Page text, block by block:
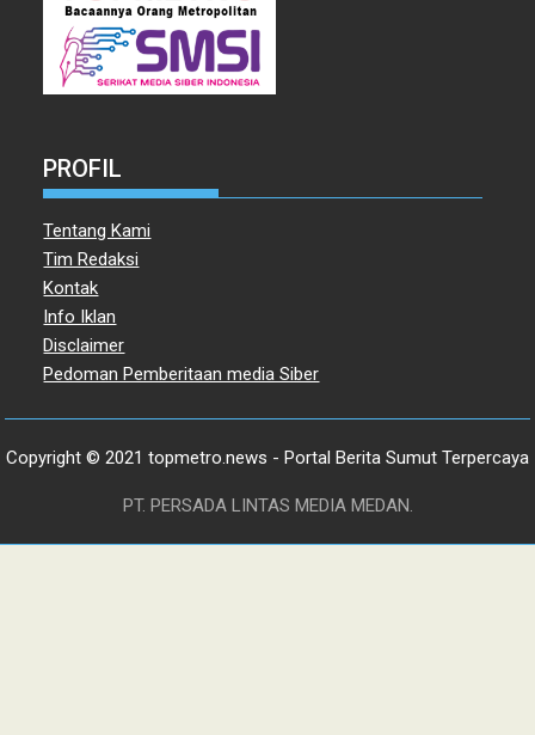
PROFIL
Tentang Kami
Tim Redaksi
Kontak
Info Iklan
Disclaimer
Pedoman Pemberitaan media Siber
Copyright © 2021 topmetro.news - Portal Berita Sumut Terpercaya
PT. PERSADA LINTAS MEDIA MEDAN.